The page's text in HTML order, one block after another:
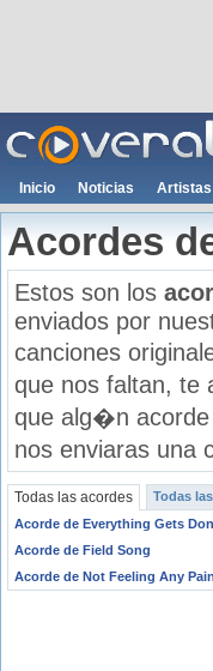
Inicio Noticias Artistas
Acordes
Estos son los
enviados por
canciones
que nos faltan, te
que alg�n acorde
nos enviaras una
Todas las acordes Todas
Acorde de Everything Gets
Acorde de Field Song
Acorde de Not Feeling Any Pain